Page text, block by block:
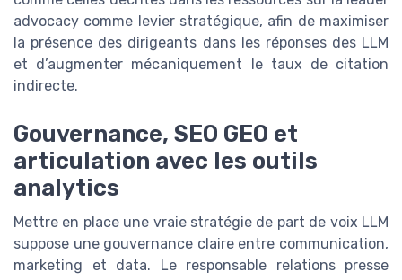
advocacy comme levier stratégique, afin de maximiser
la présence des dirigeants dans les réponses des LLM
et d’augmenter mécaniquement le taux de citation
indirecte.
Gouvernance, SEO GEO et
articulation avec les outils
analytics
Mettre en place une vraie stratégie de part de voix LLM
suppose une gouvernance claire entre communication,
marketing et data. Le responsable relations presse